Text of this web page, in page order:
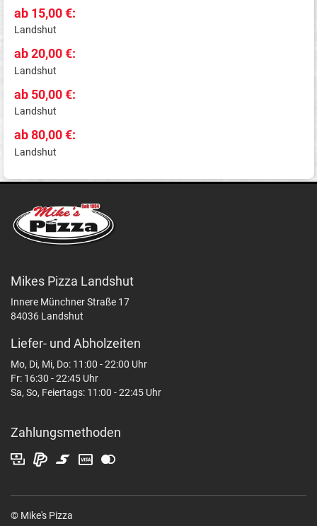
ab 15,00 €:
Landshut
ab 20,00 €:
Landshut
ab 50,00 €:
Landshut
ab 80,00 €:
Landshut
Mikes Pizza Landshut
Innere Münchner Straße 17
84036 Landshut
Liefer- und Abholzeiten
Mo, Di, Mi, Do: 11:00 - 22:00 Uhr
Fr: 16:30 - 22:45 Uhr
Sa, So, Feiertags: 11:00 - 22:45 Uhr
Zahlungsmethoden
© Mike's Pizza